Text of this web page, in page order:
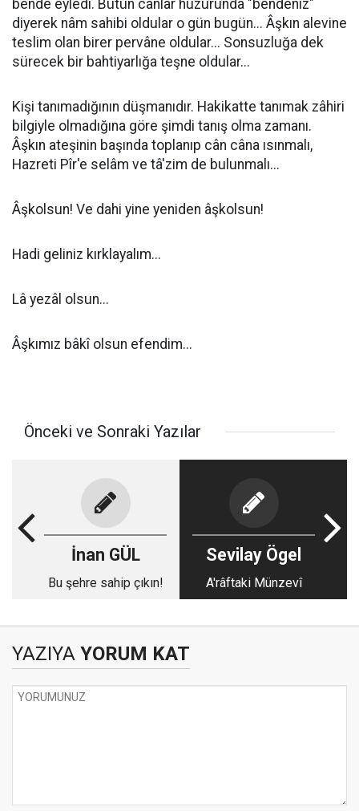
bende eyledi. Bütün cânlar huzurunda "bendeniz"
diyerek nâm sahibi oldular o gün bugün... Âşkın alevine
teslim olan birer pervâne oldular... Sonsuzluğa dek
sürecek bir bahtiyarlığa teşne oldular...
Kişi tanımadığının düşmanıdır. Hakikatte tanımak zâhiri
bilgiyle olmadığına göre şimdi tanış olma zamanı.
Âşkın ateşinin başında toplanıp cân câna ısınmalı,
Hazreti Pîr'e selâm ve tâ'zim de bulunmalı...
Âşkolsun! Ve dahi yine yeniden âşkolsun!
Hadi geliniz kırklayalım...
Lâ yezâl olsun...
Âşkımız bâkî olsun efendim...
Önceki ve Sonraki Yazılar
İnan GÜL
Bu şehre sahip çıkın!
Sevilay Ögel
A'râftaki Münzevî
YAZIYA YORUM KAT